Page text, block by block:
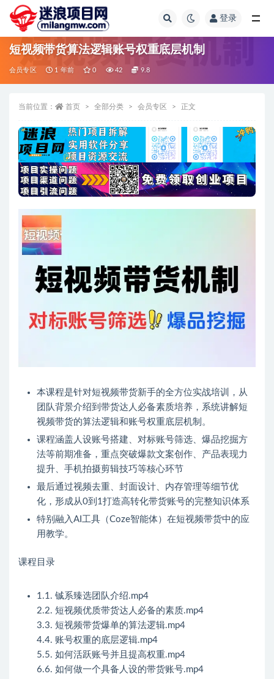
登录
短视频带货算法逻辑账号权重底层机制
会员专区 1 年前 0 42 9.8
当前位置： 首页 全部分类 会员专区 正文
本课程是针对短视频带货新手的全方位实战培训，从
团队背景介绍到带货达人必备素质培养，系统讲解短
视频带货的算法逻辑和账号权重底层机制。
课程涵盖人设账号搭建、对标账号筛选、爆品挖掘方
法等前期准备，重点突破爆款文案创作、产品表现力
提升、手机拍摄剪辑技巧等核心环节
最后通过视频去重、封面设计、内存管理等细节优
化，形成从0到1打造高转化带货账号的完整知识体系
特别融入AI工具（Coze智能体）在短视频带货中的应
用教学。
课程目录
1.1. 铖系臻选团队介绍.mp4
2.2. 短视频优质带货达人必备的素质.mp4
3.3. 短视频带货爆单的算法逻辑.mp4
4.4. 账号权重的底层逻辑.mp4
5.5. 如何活跃账号并且提高权重.mp4
6.6. 如何做一个具备人设的带货账号.mp4
全部